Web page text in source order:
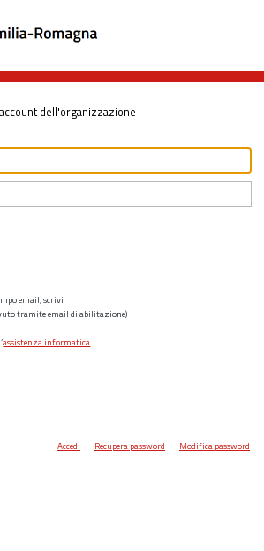
dell'organizzazione
email, scrivi
tramite email di abilitazione)
assistenza informatica.
Accedi Recupera password Modifica password